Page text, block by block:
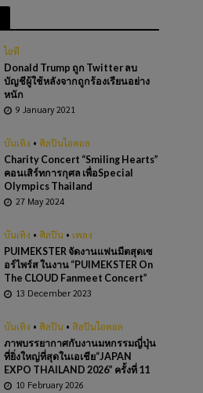
ไอที
Donald Trump ถูก Twitter ลบ
บัญชีผู้ใช้หลังจากถูกร้องเรียนอย่าง
หนัก
9 January 2021
บันเทิง • ศิลปินไอดอล
Charity Concert “Smiling Hearts”
คอนเสิร์ทการกุศล เพื่อSpecial
Olympics Thailand
27 May 2024
บันเทิง • ศิลปิน • เพลง
PUIMEKSTER จัดงานแฟนมีตสุดเซ
อร์ไพร์ส ในงาน “PUIMEKSTER On
The CLOUD Fanmeet Concert”
13 December 2023
บันเทิง • ศิลปิน • ศิลปินไอดอล
ภาพบรรยากาศกับงานมหกรรมญี่ปุ่น
ที่ยิ่งใหญ่ที่สุดในเอเชีย“JAPAN
EXPO THAILAND 2026” ครั้งที่ 11
10 February 2026